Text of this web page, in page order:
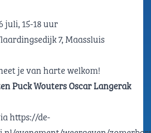
juli, 15-18 uur
7, Maassluis
je van harte welkom!
Puck WoutersOscar Langerak
https://de-